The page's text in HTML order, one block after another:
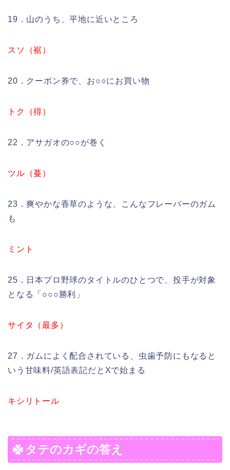
19．山のうち、平地に近いところ
スソ（裾）
20．クーポン券で、お○○にお買い物
トク（得）
22．アサガオの○○が巻く
ツル（蔓）
23．爽やかな香草のような、こんなフレーバーのガム
も
ミント
25．日本プロ野球のタイトルのひとつで、投手が対象
となる「○○○勝利」
サイタ（最多）
27．ガムによく配合されている、虫歯予防にもなると
いう甘味料/英語表記だとXで始まる
キシリトール
タテのカギの答え